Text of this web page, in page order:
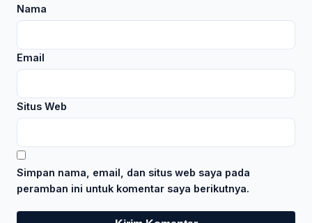
Nama
Email
Situs Web
Simpan nama, email, dan situs web saya pada
peramban ini untuk komentar saya berikutnya.